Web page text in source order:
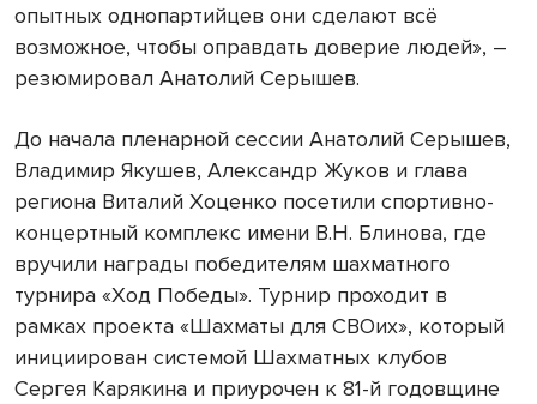
опытных однопартийцев они сделают всё
возможное, чтобы оправдать доверие людей», –
резюмировал Анатолий Серышев.
До начала пленарной сессии Анатолий Серышев,
Владимир Якушев, Александр Жуков и глава
региона Виталий Хоценко посетили спортивно-
концертный комплекс имени В.Н. Блинова, где
вручили награды победителям шахматного
турнира «Ход Победы». Турнир проходит в
рамках проекта «Шахматы для СВОих», который
инициирован системой Шахматных клубов
Сергея Карякина и приурочен к 81-й годовщине